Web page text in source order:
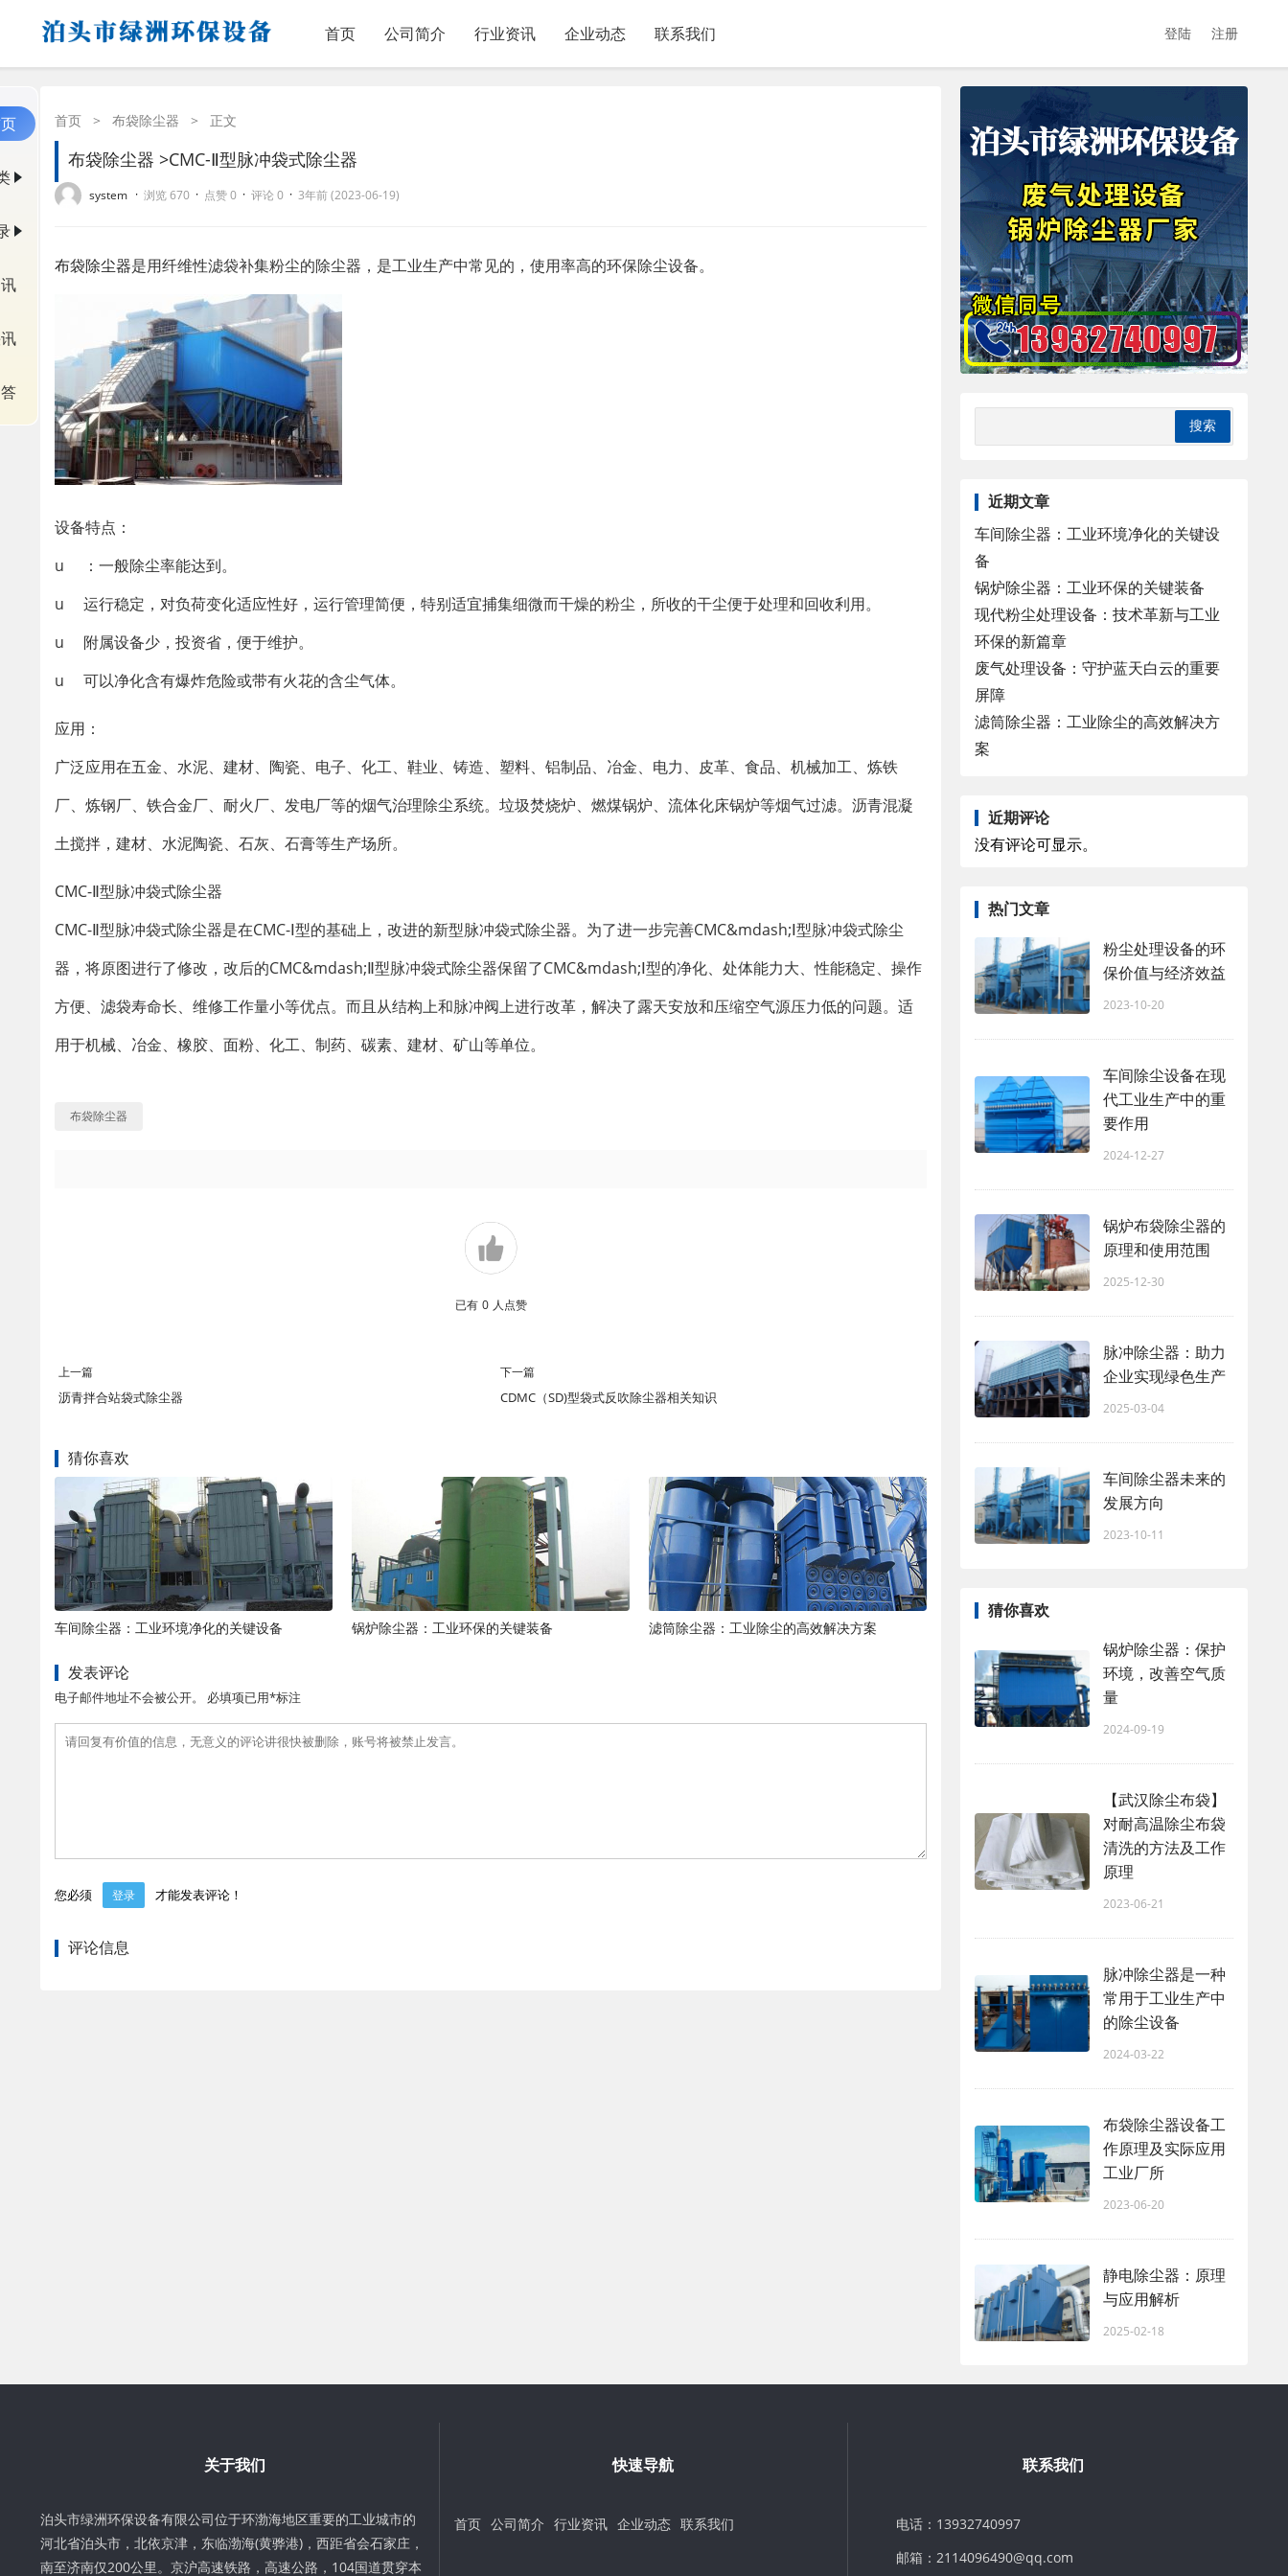
首页 公司简介 行业资讯 企业动态 联系我们 登陆 注册
首页 > 布袋除尘器 > 正文
布袋除尘器 >CMC-Ⅱ型脉冲袋式除尘器
system · 浏览 670 · 点赞 0 · 评论 0 · 3年前 (2023-06-19)
布袋除尘器是用纤维性滤袋补集粉尘的除尘器，是工业生产中常见的，使用率高的环保除尘设备。
设备特点：
u ：一般除尘率能达到。
u 运行稳定，对负荷变化适应性好，运行管理简便，特别适宜捕集细微而干燥的粉尘，所收的干尘便于处理和回收利用。
u 附属设备少，投资省，便于维护。
u 可以净化含有爆炸危险或带有火花的含尘气体。
应用：
广泛应用在五金、水泥、建材、陶瓷、电子、化工、鞋业、铸造、塑料、铝制品、冶金、电力、皮革、食品、机械加工、炼铁
厂、炼钢厂、铁合金厂、耐火厂、发电厂等的烟气治理除尘系统。垃圾焚烧炉、燃煤锅炉、流体化床锅炉等烟气过滤。沥青混凝
土搅拌，建材、水泥陶瓷、石灰、石膏等生产场所。
CMC-Ⅱ型脉冲袋式除尘器
CMC-Ⅱ型脉冲袋式除尘器是在CMC-Ⅰ型的基础上，改进的新型脉冲袋式除尘器。为了进一步完善CMC&mdash;Ⅰ型脉冲袋式除尘
器，将原图进行了修改，改后的CMC&mdash;Ⅱ型脉冲袋式除尘器保留了CMC&mdash;Ⅰ型的净化、处体能力大、性能稳定、操作
方便、滤袋寿命长、维修工作量小等优点。而且从结构上和脉冲阀上进行改革，解决了露天安放和压缩空气源压力低的问题。适
用于机械、冶金、橡胶、面粉、化工、制药、碳素、建材、矿山等单位。
布袋除尘器
已有 0 人点赞
上一篇
沥青拌合站袋式除尘器
下一篇
CDMC（SD)型袋式反吹除尘器相关知识
猜你喜欢
车间除尘器：工业环境净化的关键设备 锅炉除尘器：工业环保的关键装备 滤筒除尘器：工业除尘的高效解决方案
发表评论
电子邮件地址不会被公开。 必填项已用*标注
您必须 登录 才能发表评论！
评论信息
近期文章
车间除尘器：工业环境净化的关键设
备
锅炉除尘器：工业环保的关键装备
现代粉尘处理设备：技术革新与工业
环保的新篇章
废气处理设备：守护蓝天白云的重要
屏障
滤筒除尘器：工业除尘的高效解决方
案
近期评论
没有评论可显示。
热门文章
粉尘处理设备的环
保价值与经济效益
2023-10-20
车间除尘设备在现
代工业生产中的重
要作用
2024-12-27
锅炉布袋除尘器的
原理和使用范围
2025-12-30
脉冲除尘器：助力
企业实现绿色生产
2025-03-04
车间除尘器未来的
发展方向
2023-10-11
猜你喜欢
锅炉除尘器：保护
环境，改善空气质
量
2024-09-19
【武汉除尘布袋】
对耐高温除尘布袋
清洗的方法及工作
原理
2023-06-21
脉冲除尘器是一种
常用于工业生产中
的除尘设备
2024-03-22
布袋除尘器设备工
作原理及实际应用
工业厂所
2023-06-20
静电除尘器：原理
与应用解析
2025-02-18
关于我们
泊头市绿洲环保设备有限公司位于环渤海地区重要的工业城市的
河北省泊头市，北依京津，东临渤海(黄骅港)，西距省会石家庄，
南至济南仅200公里。京沪高速铁路，高速公路，104国道贯穿本
快速导航
首页 公司简介 行业资讯 企业动态 联系我们
联系我们
电话：13932740997
邮箱：2114096490@qq.com